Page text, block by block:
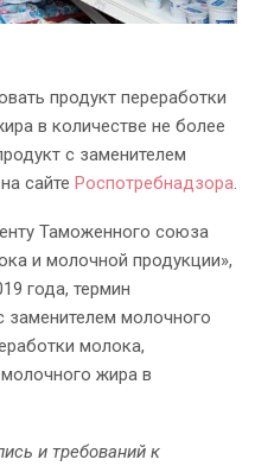
продукт переработки
в количестве не более
с заменителем
сайте Роспотребнадзора.
Таможенного союза
и молочной продукции»,
года, термин
молочного
молока,
жира в
и требований к